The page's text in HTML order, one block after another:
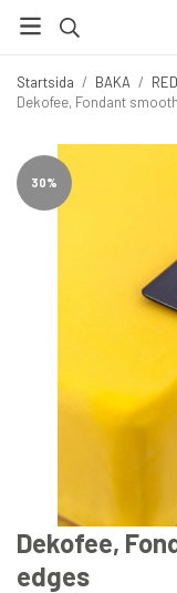
Startsida / BAKA /
Dekofee, Fondant
Fler
30%
Dekofee,
edges